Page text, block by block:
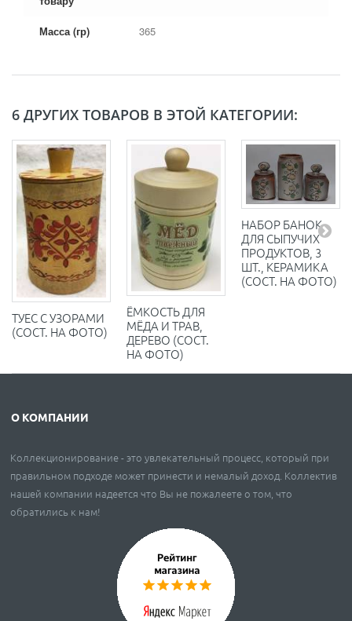
Масса (гр) 365
6 ДРУГИХ ТОВАРОВ В ЭТОЙ КАТЕГОРИИ:
ТУЕС С УЗОРАМИ
(СОСТ. НА ФОТО)
ЁМКОСТЬ ДЛЯ
МЁДА И ТРАВ,
ДЕРЕВО (СОСТ.
НА ФОТО)
НАБОР БАНОК
ДЛЯ СЫПУЧИХ
ПРОДУКТОВ, 3
ШТ., КЕРАМИКА
(СОСТ. НА ФОТО)
О КОМПАНИИ
Коллекционирование - это увлекательный процесс, который при
правильном подходе может принести и немалый доход. Коллектив
нашей компании надеется что Вы не пожалеете о том, что
обратились к нам!